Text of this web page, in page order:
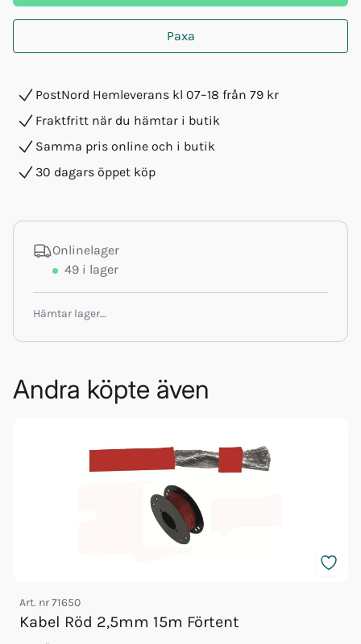
Paxa
PostNord Hemleverans kl 07–18 från 79 kr
Fraktfritt när du hämtar i butik
Samma pris online och i butik
30 dagars öppet köp
Onlinelager
49 i lager
Hämtar lager…
Andra köpte även
Art. nr71650
Kabel Röd 2,5mm 15m Förtent